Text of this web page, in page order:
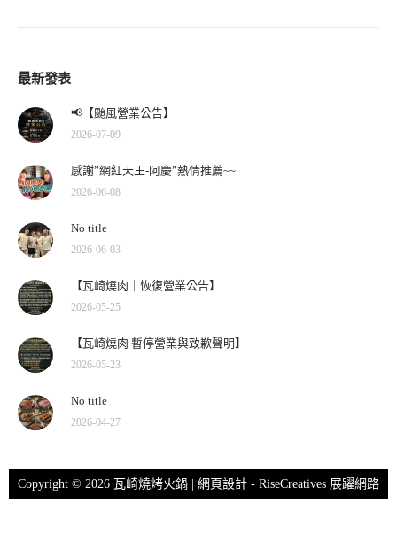
最新發表
📢【颱風營業公告】
2026-07-09
感謝”網紅天王-阿慶”熱情推薦~~
2026-06-08
No title
2026-06-03
【瓦崎燒肉｜恢復營業公告】
2026-05-25
【瓦崎燒肉 暫停營業與致歉聲明】
2026-05-23
No title
2026-04-27
Copyright © 2026 瓦崎燒烤火鍋 | 網頁設計 - RiseCreatives 展躍網路